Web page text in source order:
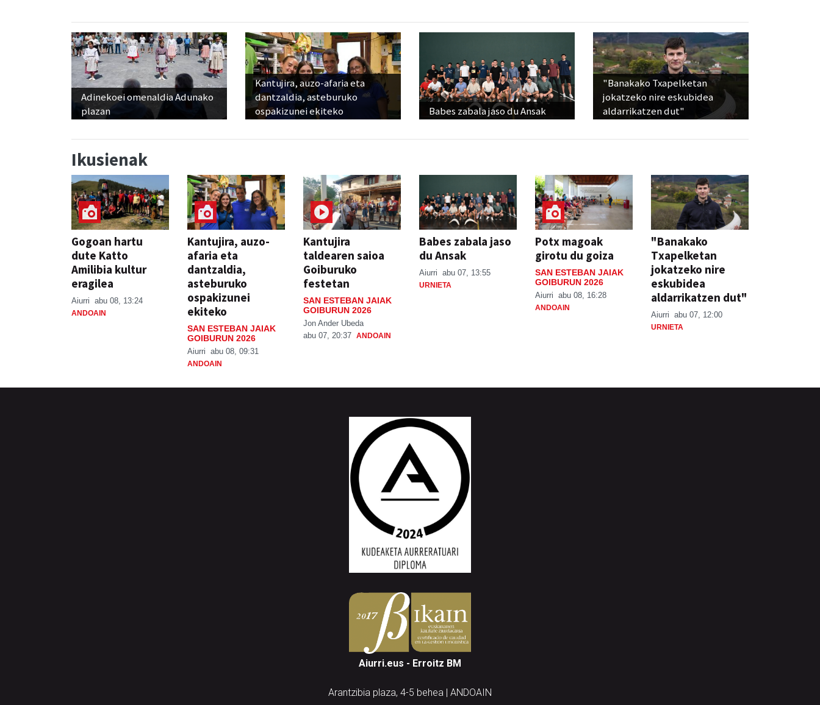
Adinekoei omenaldia Adunako
plazan
Kantujira, auzo-afaria eta
dantzaldia, asteburuko
ospakizunei ekiteko
Babes zabala jaso du Ansak
"Banakako Txapelketan
jokatzeko nire eskubidea
aldarrikatzen dut"
Ikusienak
Gogoan hartu
dute Katto
Amilibia kultur
eragilea
Aiurri abu 08, 13:24
ANDOAIN
Kantujira, auzo-
afaria eta
dantzaldia,
asteburuko
ospakizunei
ekiteko
SAN ESTEBAN JAIAK
GOIBURUN 2026
Aiurri abu 08, 09:31
ANDOAIN
Kantujira
taldearen saioa
Goiburuko
festetan
SAN ESTEBAN JAIAK
GOIBURUN 2026
Jon Ander Ubeda
abu 07, 20:37 ANDOAIN
Babes zabala jaso
du Ansak
Aiurri abu 07, 13:55
URNIETA
Potx magoak
girotu du goiza
SAN ESTEBAN JAIAK
GOIBURUN 2026
Aiurri abu 08, 16:28
ANDOAIN
"Banakako
Txapelketan
jokatzeko nire
eskubidea
aldarrikatzen dut"
Aiurri abu 07, 12:00
URNIETA
Aiurri.eus - Erroitz BM
Arantzibia plaza, 4-5 behea | ANDOAIN